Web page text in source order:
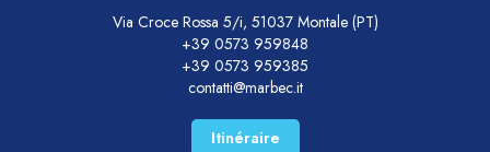
Via Croce Rossa 5/i, 51037 Montale (PT)
+39 0573 959848
+39 0573 959385
contatti@marbec.it
Itinéraire